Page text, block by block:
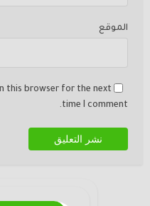
الموقع
this browser for the next
time I comment.